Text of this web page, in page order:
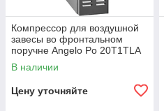
Компрессор для воздушной
завесы во фронтальном
поручне Angelo Po 20T1TLA
В наличии
Цену уточняйте